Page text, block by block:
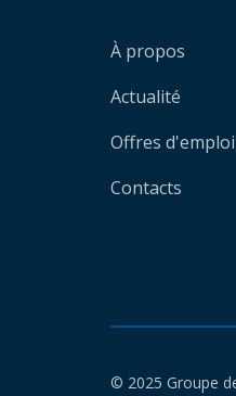
À propos
Actualité
Offres d'emploi
Contacts
© 2025 Groupe